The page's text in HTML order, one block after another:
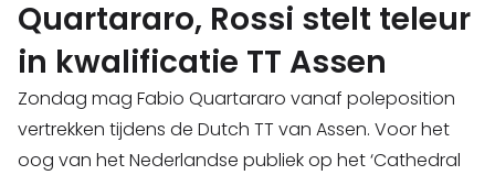
Quartararo, Rossi stelt teleur
in kwalificatie TT Assen
Zondag mag Fabio Quartararo vanaf poleposition
vertrekken tijdens de Dutch TT van Assen. Voor het
oog van het Nederlandse publiek op het ‘Cathedral